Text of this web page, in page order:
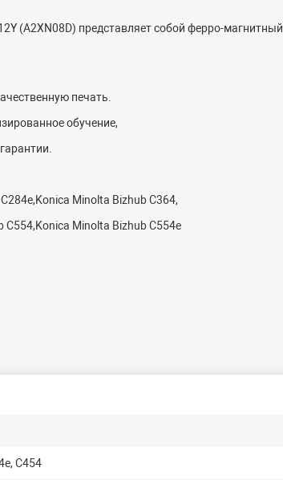
(A2XN08D) представляет собой ферро-магнитный
печать.
обучение,
Minolta Bizhub C364,
C554,Konica Minolta Bizhub C554e
C454